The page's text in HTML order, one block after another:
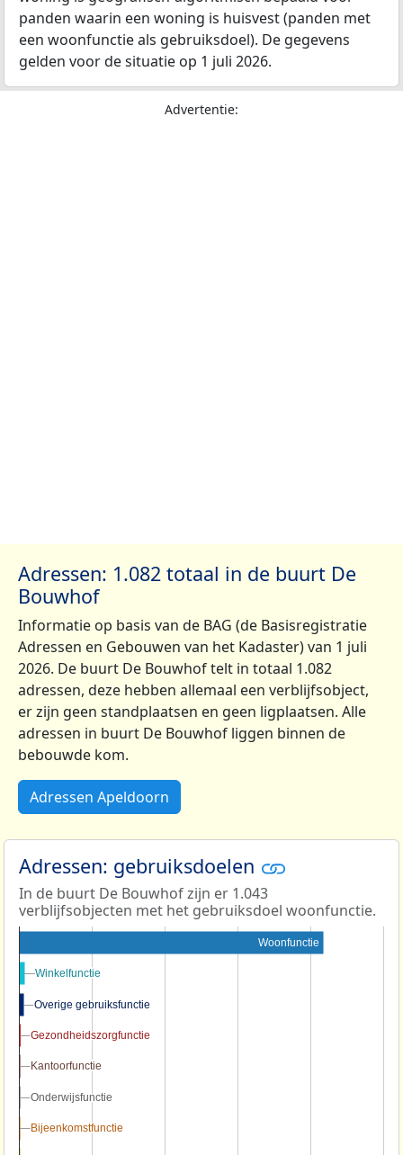
panden waarin een woning is huisvest (panden met
een woonfunctie als gebruiksdoel). De gegevens
gelden voor de situatie op 1 juli 2026.
Advertentie:
Adressen: 1.082 totaal in de buurt De
Bouwhof
Informatie op basis van de BAG (de Basisregistratie
Adressen en Gebouwen van het Kadaster) van 1 juli
2026. De buurt De Bouwhof telt in totaal 1.082
adressen, deze hebben allemaal een verblijfsobject,
er zijn geen standplaatsen en geen ligplaatsen. Alle
adressen in buurt De Bouwhof liggen binnen de
bebouwde kom.
Adressen Apeldoorn
Adressen: gebruiksdoelen
In de buurt De Bouwhof zijn er 1.043
verblijfsobjecten met het gebruiksdoel woonfunctie.
Woonfunctie
Winkelfunctie
Winkelfunctie
Overige gebruiksfunctie
Overige gebruiksfunctie
Gezondheidszorgfunctie
Gezondheidszorgfunctie
Kantoorfunctie
Kantoorfunctie
Onderwijsfunctie
Onderwijsfunctie
Bijeenkomstfunctie
Bijeenkomstfunctie